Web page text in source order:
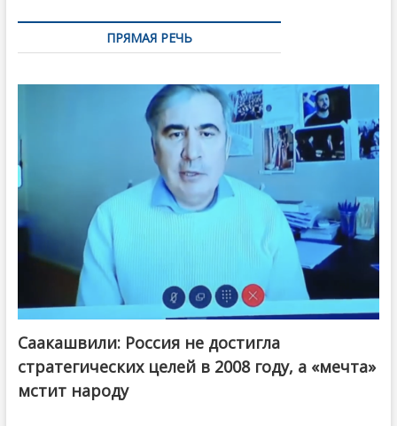
ПРЯМАЯ РЕЧЬ
Саакашвили: Россия не достигла
стратегических целей в 2008 году, а «мечта»
мстит народу